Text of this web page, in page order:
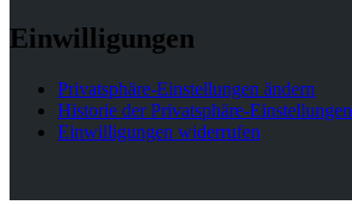
Einwilligungen
Privatsphäre-Einstellungen ändern
Historie der Privatsphäre-Einstellungen
Einwilligungen widerrufen